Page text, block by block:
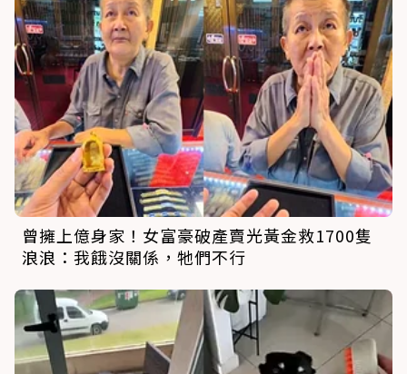
曾擁上億身家！女富豪破產賣光黃金救1700隻
浪浪：我餓沒關係，牠們不行